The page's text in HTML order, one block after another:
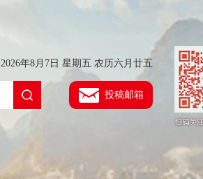
2026年8月7日 星期五 农历六月廿五
投稿邮箱